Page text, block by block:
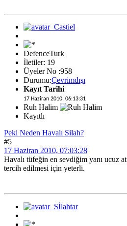
DefenceTurk
İletiler: 19
Üyeler No :958
Durumu:Çevrimdışı
Kayıt Tarihi
17 Haziran 2010, 06:13:31
Ruh Halim
Kayıtlı
Peki Neden Havalı Silah?
#5
17 Haziran 2010, 07:03:28
Havalı tüfeğin en sevdiğim yanı ucuz
tercih edilmesi için yeterli.